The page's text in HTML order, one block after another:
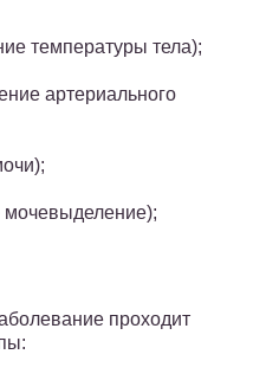
температуры тела);
артериального
мочевыделение);
проходит